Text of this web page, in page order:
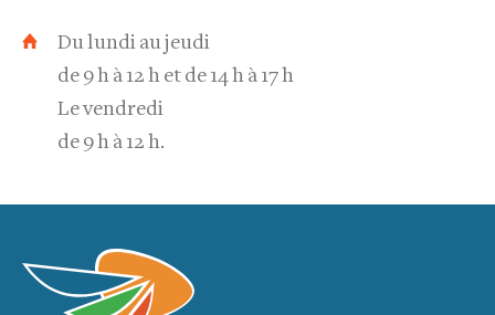
Du lundi au jeudi
de 9 h à 12 h et de 14 h à 17 h
Le vendredi
de 9 h à 12 h.